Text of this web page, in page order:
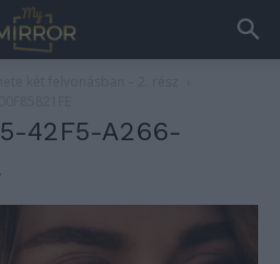
42F5-A266-